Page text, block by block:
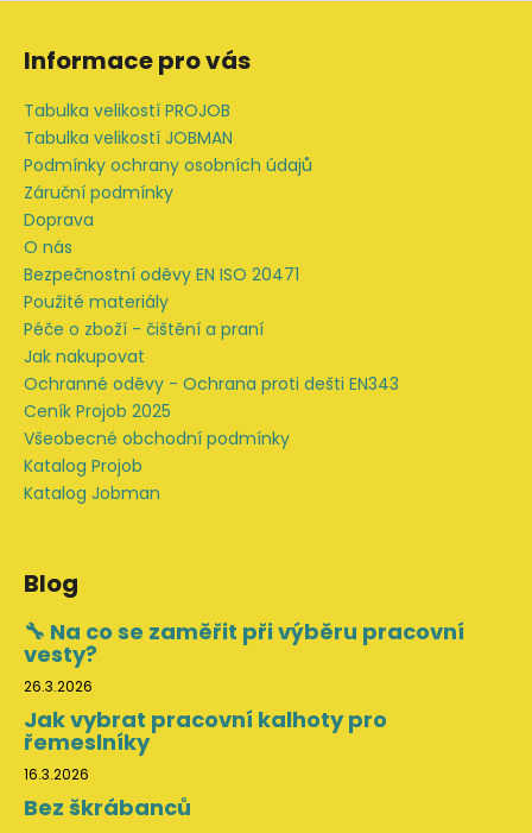
Informace pro vás
Tabulka velikostí PROJOB
Tabulka velikostí JOBMAN
Podmínky ochrany osobních údajů
Záruční podmínky
Doprava
O nás
Bezpečnostní oděvy EN ISO 20471
Použité materiály
Péče o zboží - čištění a praní
Jak nakupovat
Ochranné oděvy - Ochrana proti dešti EN343
Ceník Projob 2025
Všeobecné obchodní podmínky
Katalog Projob
Katalog Jobman
Blog
🔧 Na co se zaměřit při výběru pracovní
vesty?
26.3.2026
Jak vybrat pracovní kalhoty pro
řemeslníky
16.3.2026
Bez škrábanců